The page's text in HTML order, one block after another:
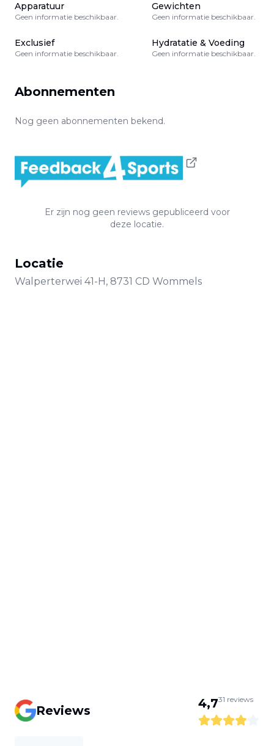
Apparatuur
Geen informatie beschikbaar.
Gewichten
Geen informatie beschikbaar.
Exclusief
Geen informatie beschikbaar.
Hydratatie & Voeding
Geen informatie beschikbaar.
Abonnementen
Nog geen abonnementen bekend.
Er zijn nog geen reviews gepubliceerd voor
deze locatie.
Locatie
Walperterwei 41-H, 8731 CD Wommels
Reviews 4,731 reviews